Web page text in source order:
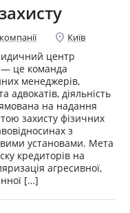
location_on Київ
центр
— це команда
менеджерів,
адвокатів, діяльність
на надання
захисту фізичних
з
установами. Мета
кредиторів на
агресивної,
[…]